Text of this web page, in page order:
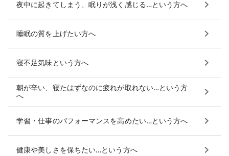
夜中に起きてしまう、眠りが浅く感じる…という方へ
睡眠の質を上げたい方へ
寝不足気味という方へ
朝が辛い、寝たはずなのに疲れが取れない…という方
へ
学習・仕事のパフォーマンスを高めたい…という方へ
健康や美しさを保ちたい…という方へ